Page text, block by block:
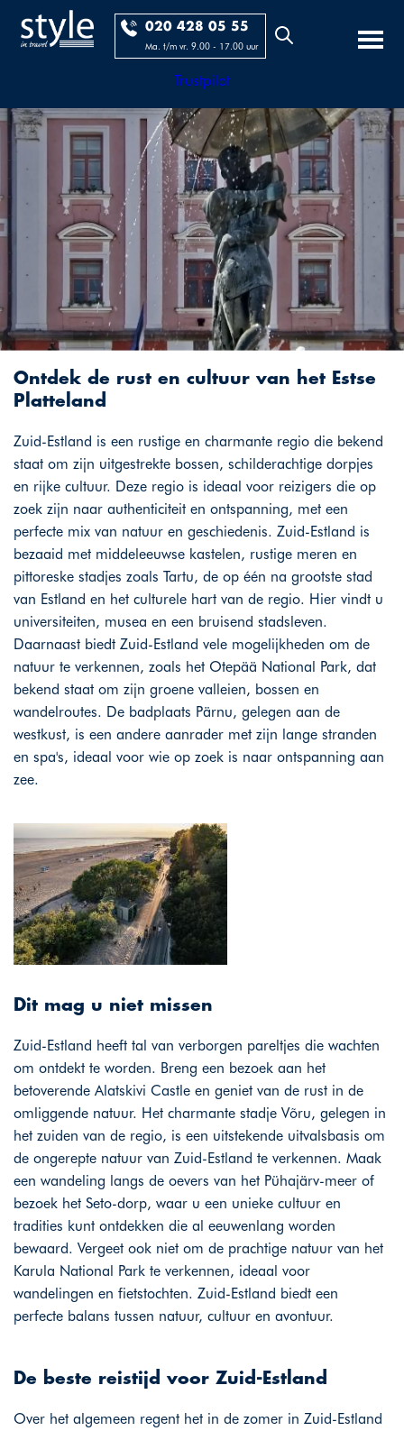
020 428 05 55
Ma. t/m vr. 9.00 - 17.00 uur
Trustpilot
Ontdek de rust en cultuur van het Estse
Platteland
Zuid-Estland is een rustige en charmante regio die bekend
staat om zijn uitgestrekte bossen, schilderachtige dorpjes
en rijke cultuur. Deze regio is ideaal voor reizigers die op
zoek zijn naar authenticiteit en ontspanning, met een
perfecte mix van natuur en geschiedenis. Zuid-Estland is
bezaaid met middeleeuwse kastelen, rustige meren en
pittoreske stadjes zoals Tartu, de op één na grootste stad
van Estland en het culturele hart van de regio. Hier vindt u
universiteiten, musea en een bruisend stadsleven.
Daarnaast biedt Zuid-Estland vele mogelijkheden om de
natuur te verkennen, zoals het Otepää National Park, dat
bekend staat om zijn groene valleien, bossen en
wandelroutes. De badplaats Pärnu, gelegen aan de
westkust, is een andere aanrader met zijn lange stranden
en spa's, ideaal voor wie op zoek is naar ontspanning aan
zee.
Dit mag u niet missen
Zuid-Estland heeft tal van verborgen pareltjes die wachten
om ontdekt te worden. Breng een bezoek aan het
betoverende Alatskivi Castle en geniet van de rust in de
omliggende natuur. Het charmante stadje Võru, gelegen in
het zuiden van de regio, is een uitstekende uitvalsbasis om
de ongerepte natuur van Zuid-Estland te verkennen. Maak
een wandeling langs de oevers van het Pühajärv-meer of
bezoek het Seto-dorp, waar u een unieke cultuur en
tradities kunt ontdekken die al eeuwenlang worden
bewaard. Vergeet ook niet om de prachtige natuur van het
Karula National Park te verkennen, ideaal voor
wandelingen en fietstochten. Zuid-Estland biedt een
perfecte balans tussen natuur, cultuur en avontuur.
De beste reistijd voor Zuid-Estland
Over het algemeen regent het in de zomer in Zuid-Estland